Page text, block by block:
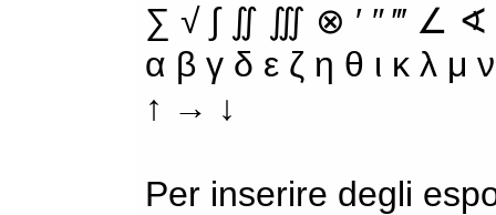
∑ √ ∫ ∬ ∭ ⊗ ′ ″ ‴ ∠
α β γ δ ε ζ η θ ι κ λ
↑ → ↓
Per inserire degli